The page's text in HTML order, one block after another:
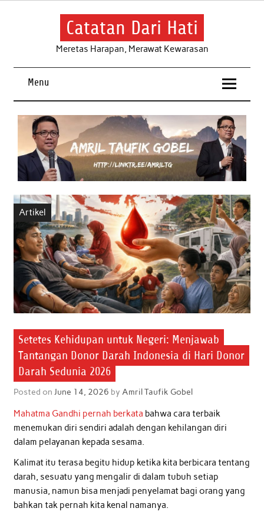
Skip
Catatan Dari Hati
Meretas Harapan, Merawat Kewarasan
Menu
Artikel
Setetes Kehidupan untuk Negeri: Menjawab
Tantangan Donor Darah Indonesia di Hari Donor
Darah Sedunia 2026
Posted on June 14, 2026 by Amril Taufik Gobel
Mahatma Gandhi pernah berkata bahwa cara terbaik
menemukan diri sendiri adalah dengan kehilangan diri
dalam pelayanan kepada sesama.
Kalimat itu terasa begitu hidup ketika kita berbicara tentang
darah, sesuatu yang mengalir di dalam tubuh setiap
manusia, namun bisa menjadi penyelamat bagi orang yang
bahkan tak pernah kita kenal namanya.